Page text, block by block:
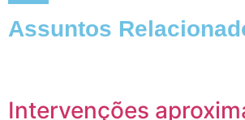
Assuntos
Intervenções